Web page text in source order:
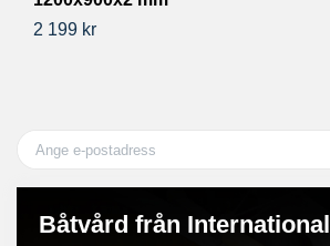
Båtvård från International
2 199 kr